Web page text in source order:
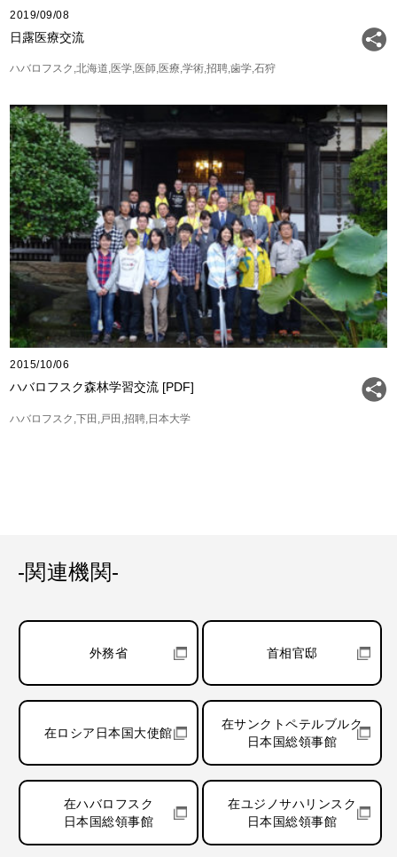
2019/09/08
日露医療交流
ハバロフスク 北海道 医学 医師 医療 学術 招聘 歯学 石狩
2015/10/06
ハバロフスク森林学習交流 [PDF]
ハバロフスク 下田 戸田 招聘 日本大学
-関連機関-
外務省 首相官邸
在ロシア日本国大使館
在サンクトペテルブルク
日本国総領事館
在ハバロフスク
日本国総領事館
在ユジノサハリンスク
日本国総領事館